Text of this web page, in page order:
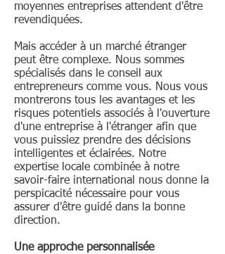
juridique national approprié. Une
SA peut être gérée soit par un
directeur général, soit par un
conseil d'administration. Le facteur
déterminant de la forme de gestion
adoptée est le nombre
d'actionnaires de la société ; une
société avec trois actionnaires ou
plus doit avoir un conseil
d'administration. Les règles de
gestion d'une SA sont précisées
dans l'Acte Uniforme. Les droits
détenus par les actionnaires
actions. Les personnes physiques
moyennes entreprises attendent d'être
revendiquées.
Mais accéder à un marché étranger
peut être complexe. Nous sommes
spécialisés dans le conseil aux
entrepreneurs comme vous. Nous vous
montrerons tous les avantages et les
risques potentiels associés à l'ouverture
d'une entreprise à l'étranger afin que
vous puissiez prendre des décisions
intelligentes et éclairées. Notre
expertise locale combinée à notre
savoir-faire international nous donne la
perspicacité nécessaire pour vous
assurer d'être guidé dans la bonne
direction.
Une approche personnalisée